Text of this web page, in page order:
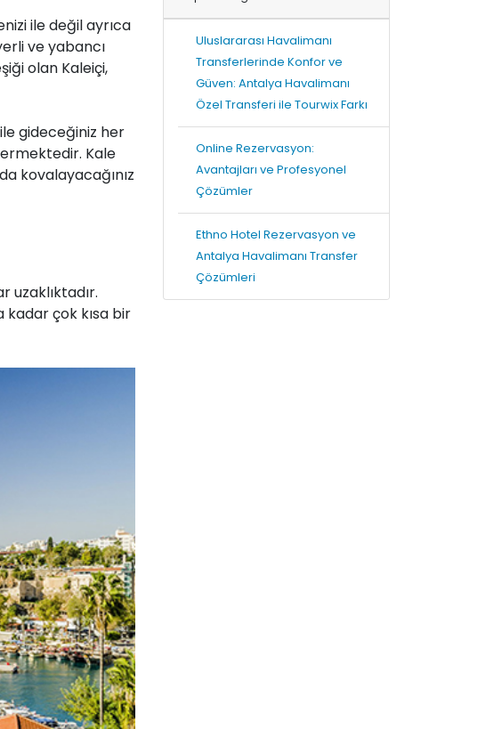
ile değil ayrıca
ve yabancı
olan Kaleiçi,
gideceğiniz her
Kale
kovalayacağınız
uzaklıktadır.
kadar çok kısa bir
Uluslararası Havalimanı
Transferlerinde Konfor ve
Güven: Antalya Havalimanı
Özel Transferi ile Tourwix Farkı
Online Rezervasyon:
Avantajları ve Profesyonel
Çözümler
Ethno Hotel Rezervasyon ve
Antalya Havalimanı Transfer
Çözümleri